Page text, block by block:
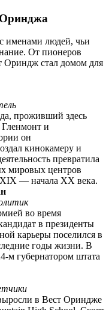
именами людей, чьи
От пионеров
Ориндж стал домом для
проживший здесь
Гленмонт и
он
кинокамеру и
превратила
мировых центров
XIX — начала XX века.
во время
в президенты
карьеры поселился в
годы жизни. В
м губернатором штата
в Вест Ориндже